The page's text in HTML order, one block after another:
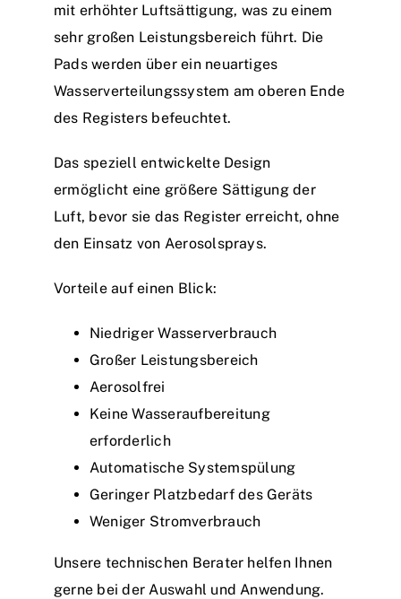
mit erhöhter Luftsättigung, was zu einem
sehr großen Leistungsbereich führt. Die
Pads werden über ein neuartiges
Wasserverteilungssystem am oberen Ende
des Registers befeuchtet.
Das speziell entwickelte Design
ermöglicht eine größere Sättigung der
Luft, bevor sie das Register erreicht, ohne
den Einsatz von Aerosolsprays.
Vorteile auf einen Blick:
Niedriger Wasserverbrauch
Großer Leistungsbereich
Aerosolfrei
Keine Wasseraufbereitung
erforderlich
Automatische Systemspülung
Geringer Platzbedarf des Geräts
Weniger Stromverbrauch
Unsere technischen Berater helfen Ihnen
gerne bei der Auswahl und Anwendung.